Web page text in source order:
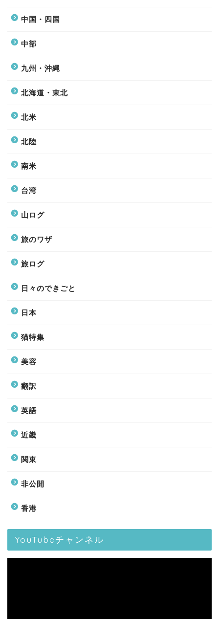
中国・四国
中部
九州・沖縄
北海道・東北
北米
北陸
南米
台湾
山ログ
旅のワザ
旅ログ
日々のできごと
日本
猫特集
美容
翻訳
英語
近畿
関東
非公開
香港
YouTubeチャンネル